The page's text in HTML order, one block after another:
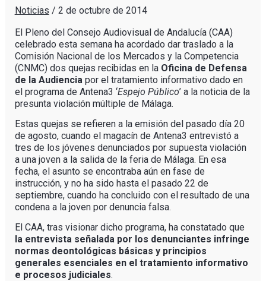
Noticias / 2 de octubre de 2014
El Pleno del Consejo Audiovisual de Andalucía (CAA)
celebrado esta semana ha acordado dar traslado a la
Comisión Nacional de los Mercados y la Competencia
(CNMC) dos quejas recibidas en la Oficina de Defensa
de la Audienciapor el tratamiento informativo dado en
el programa de Antena3 ‘Espejo Público’ a la noticia de la
presunta violación múltiple de Málaga.
Estas quejas se refieren a la emisión del pasado día 20
de agosto, cuando el magacín de Antena3 entrevistó a
tres de los jóvenes denunciados por supuesta violación
a una joven a la salida de la feria de Málaga. En esa
fecha, el asunto se encontraba aún en fase de
instrucción, y no ha sido hasta el pasado 22 de
septiembre, cuando ha concluido con el resultado de una
condena a la joven por denuncia falsa.
El CAA, tras visionar dicho programa, ha constatado que
la entrevista señalada por los denunciantes infringe
normas deontológicas básicas y principios
generales esenciales en el tratamiento informativo
e procesos judiciales.